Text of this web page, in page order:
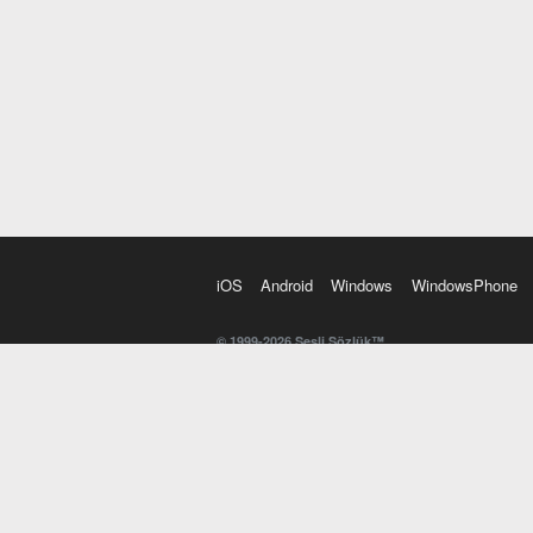
iOS Android Windows WindowsPhone
© 1999-2026 Sesli Sözlük™